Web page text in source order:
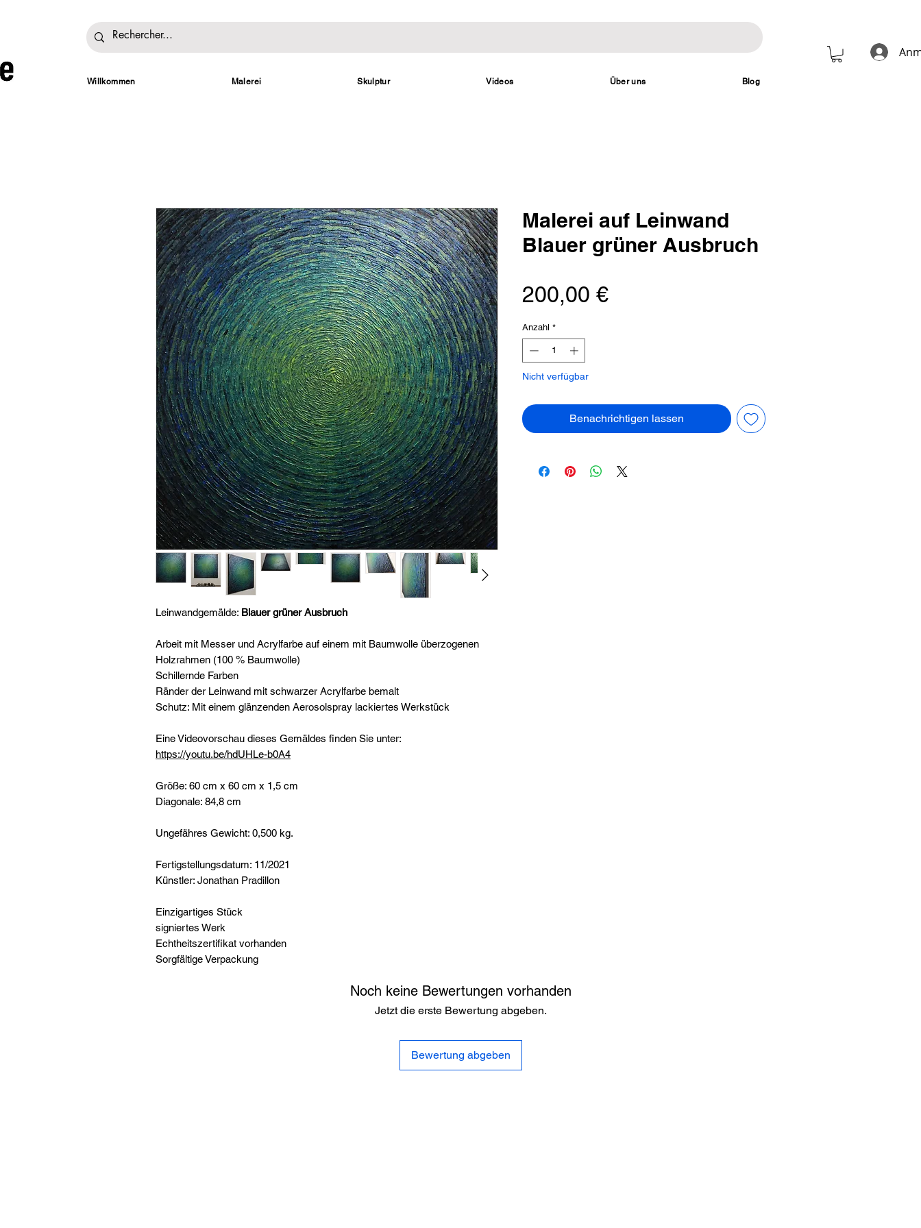
Willkommen Malerei Skulptur Videos Über uns Blog
Leinwandgemälde: Blauer grüner Ausbruch
Arbeit mit Messer und Acrylfarbe auf einem mit Baumwolle überzogenen
Holzrahmen (100 % Baumwolle)
Schillernde Farben
Ränder der Leinwand mit schwarzer Acrylfarbe bemalt
Schutz: Mit einem glänzenden Aerosolspray lackiertes Werkstück
Eine Videovorschau dieses Gemäldes finden Sie unter:
https://youtu.be/hdUHLe-b0A4
Größe: 60 cm x 60 cm x 1,5 cm
Diagonale: 84,8 cm
Ungefähres Gewicht: 0,500 kg.
Fertigstellungsdatum: 11/2021
Künstler: Jonathan Pradillon
Einzigartiges Stück
signiertes Werk
Echtheitszertifikat vorhanden
Sorgfältige Verpackung
Malerei auf Leinwand
Blauer grüner Ausbruch
200,00 €Preis
Anzahl *
Nicht verfügbar
Benachrichtigen lassen
Noch keine Bewertungen vorhanden
Jetzt die erste Bewertung abgeben.
Bewertung abgeben